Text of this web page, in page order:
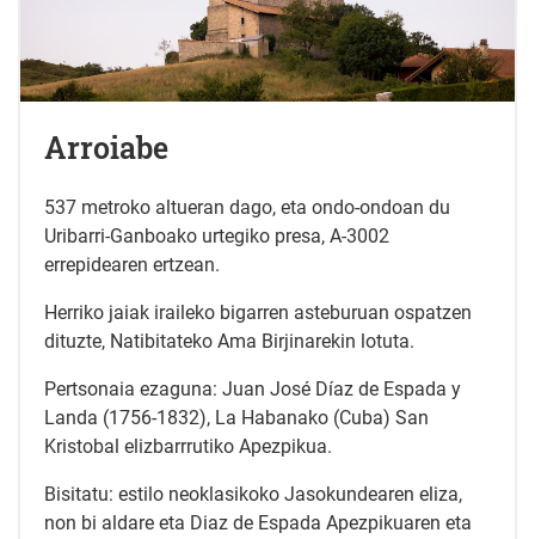
Arroiabe
537 metroko altueran dago, eta ondo-ondoan du
Uribarri-Ganboako urtegiko presa, A-3002
errepidearen ertzean.
Herriko jaiak iraileko bigarren asteburuan ospatzen
dituzte, Natibitateko Ama Birjinarekin lotuta.
Pertsonaia ezaguna: Juan José Díaz de Espada y
Landa (1756-1832), La Habanako (Cuba) San
Kristobal elizbarrrutiko Apezpikua.
Bisitatu: estilo neoklasikoko Jasokundearen eliza,
non bi aldare eta Diaz de Espada Apezpikuaren eta